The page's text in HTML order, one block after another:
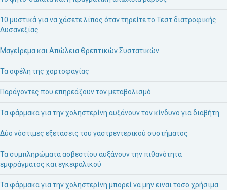
10 μυστικά για να χάσετε λίπος όταν τηρείτε το Τεστ διατροφικής
Δυσανεξίας
Μαγείρεμα και Απώλεια Θρεπτικών Συστατικών
Τα οφέλη της χορτοφαγίας
Παράγοντες που επηρεάζουν τον μεταβολισμό
Τα φάρμακα για την χοληστερίνη αυξάνουν τον κίνδυνο για διαβήτη
Δύο νόστιμες εξετάσεις του γαστρεντερικού συστήματος
Τα συμπληρώματα ασβεστίου αυξάνουν την πιθανότητα
εμφράγματος και εγκεφαλικού
Τα φάρμακα για την χοληστερίνη μπορεί να μην ειναι τοσο χρήσιμα